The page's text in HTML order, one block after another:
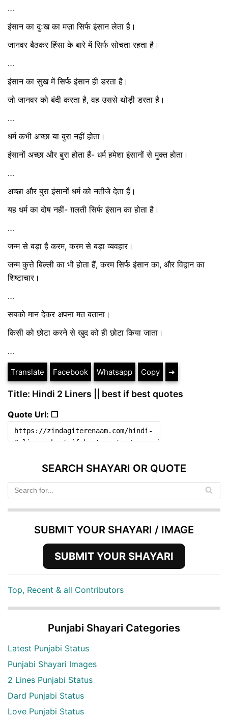
…
इंसान का दुःख का मज़ा सिर्फ इंसान लेता है।
जानवर बैठकर हिंसा के बारे में सिर्फ सोचता रहता है।
…
इंसान का सुख में सिर्फ इंसान ही डरता है।
जो जानवर को बंदी करता है, वह उससे थोड़ी डरता है।
…
धर्म कभी अच्छा या बुरा नहीं होता।
इंसानों अच्छा और बुरा होता हैं- धर्म हमेशा इंसानों से मुक्त होता।
…
अच्छा और बुरा इंसानों धर्म को नतीजे देता हैं।
यह धर्म का दोष नहीं- ग़लती सिर्फ इंसान का होता है।
…
जन्म से बड़ा है करम, करम से बड़ा व्‍यवहार।
जन्म कुत्ते बिल्ली का भी होता हैं, करम सिर्फ इंसान का, और विद्वान का
शिष्टाचार।
…
सबको मान देकर अपना मत बताना।
किसी को छोटा करने से खुद को ही छोटा किया जाता।
…
Translate Facebook Whatsapp Copy ➔
Title: Hindi 2 Liners || best if best quotes
Quote Url: ❐
SEARCH SHAYARI OR QUOTE
SUBMIT YOUR SHAYARI / IMAGE
SUBMIT YOUR SHAYARI
Top, Recent & all Contributors
Punjabi Shayari Categories
Latest Punjabi Status
Punjabi Shayari Images
2 Lines Punjabi Status
Dard Punjabi Status
Love Punjabi Status